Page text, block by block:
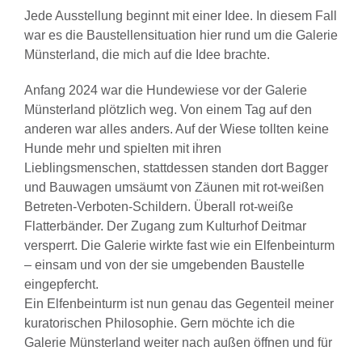
Jede Ausstellung beginnt mit einer Idee. In diesem Fall
war es die Baustellensituation hier rund um die Galerie
Münsterland, die mich auf die Idee brachte.
Anfang 2024 war die Hundewiese vor der Galerie
Münsterland plötzlich weg. Von einem Tag auf den
anderen war alles anders. Auf der Wiese tollten keine
Hunde mehr und spielten mit ihren
Lieblingsmenschen, stattdessen standen dort Bagger
und Bauwagen umsäumt von Zäunen mit rot-weißen
Betreten-Verboten-Schildern. Überall rot-weiße
Flatterbänder. Der Zugang zum Kulturhof Deitmar
versperrt. Die Galerie wirkte fast wie ein Elfenbeinturm
– einsam und von der sie umgebenden Baustelle
eingepfercht.
Ein Elfenbeinturm ist nun genau das Gegenteil meiner
kuratorischen Philosophie. Gern möchte ich die
Galerie Münsterland weiter nach außen öffnen und für